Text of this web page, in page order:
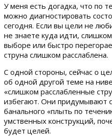
У меня есть догадка, что по
можно диагностировать
сегодня. Если вы цели не
не знаете куда идти,
выборе или быстро
струна слишком расслаблена.
С одной стороны, сейчас о
об одной другой теме на
«слишком расслабленные
избегают. Они придумывают
банального «плыть по
умственных конструкций,
будет целей.